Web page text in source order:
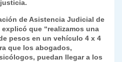
de Asistencia Judicial de
que “realizamos una
pesos en un vehículo 4 x 4
que los abogados,
puedan llegar a los